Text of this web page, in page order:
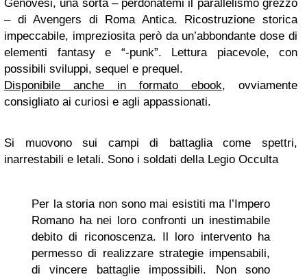
Genovesi, una sorta – perdonatemi il parallelismo grezzo
– di Avengers di Roma Antica. Ricostruzione storica
impeccabile, impreziosita però da un’abbondante dose di
elementi fantasy e “-punk”. Lettura piacevole, con
possibili sviluppi, sequel e prequel.
Disponibile anche in formato ebook, ovviamente
consigliato ai curiosi e agli appassionati.
Si muovono sui campi di battaglia come spettri,
inarrestabili e letali. Sono i soldati della Legio Occulta
Per la storia non sono mai esistiti ma l’Impero
Romano ha nei loro confronti un inestimabile
debito di riconoscenza. Il loro intervento ha
permesso di realizzare strategie impensabili,
di vincere battaglie impossibili. Non sono